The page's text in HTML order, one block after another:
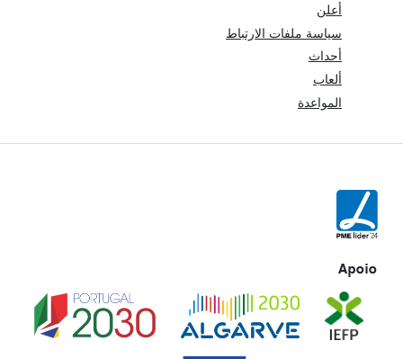
أعلن
سياسة ملفات الارتباط
أحداث
ألعاب
المواعدة
Apoio